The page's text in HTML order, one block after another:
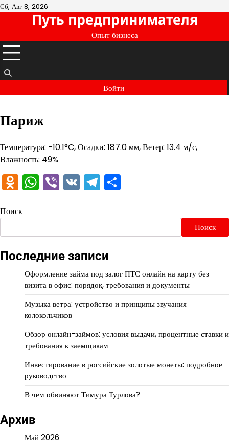
Перейти
содержимому
Сб, Авг 8, 2026
Путь предпринимателя
Опыт бизнеса
Войти
Париж
Температура: -10.1°C, Осадки: 187.0 мм, Ветер: 13.4 м/с,
Влажность: 49%
Odnoklassniki
WhatsApp
Viber
VKTelegram
Поиск
Поиск
Последние записи
Оформление займа под залог ПТС онлайн на карту без
визита в офис: порядок, требования и документы
Музыка ветра: устройство и принципы звучания
колокольчиков
Обзор онлайн-займов: условия выдачи, процентные ставки и
требования к заемщикам
Инвестирование в российские золотые монеты: подробное
руководство
В чем обвиняют Тимура Турлова?
Архив
Май 2026